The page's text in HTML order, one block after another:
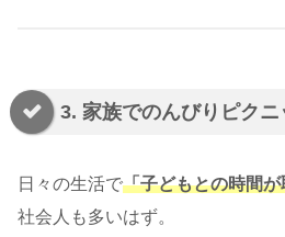
3. 家族でのんびりピクニ
日々の生活で「子どもとの時間
社会人も多いはず。